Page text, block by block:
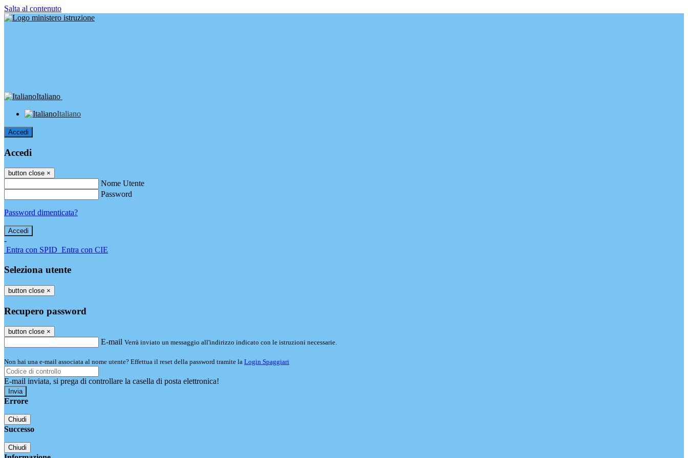
Salta al contenuto
Italiano
Italiano
Accedi
Accedi
button close ×
Nome Utente
Password
Password dimenticata?
-
Entra con SPID Entra con CIE
Seleziona utente
button close ×
Recupero password
button close ×
E-mail Verrà inviato un messaggio all'indirizzo indicato con le istruzioni necessarie.
Non hai una e-mail associata al nome utente? Effettua il reset della password tramite la Login Spaggiari
E-mail inviata, si prega di controllare la casella di posta elettronica!
Errore
Chiudi
Successo
Chiudi